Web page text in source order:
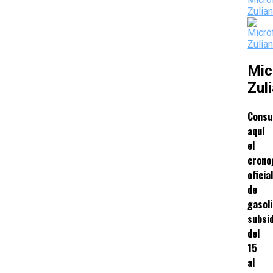
aquí
el
oficial
de
del
15
al